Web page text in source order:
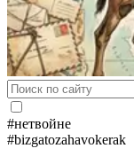
#нетвойне
#bizgatozahavokerak